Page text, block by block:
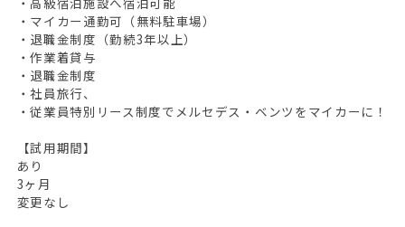
・マイカー通勤可（無料駐車場）
・退職金制度（勤続3年以上）
・作業着貸与
・退職金制度
・社員旅行、
・従業員特別リース制度でメルセデス・ベンツをマイカーに！
【試用期間】
あり
3ヶ月
変更なし